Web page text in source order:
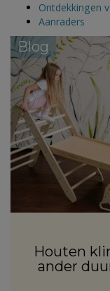
Ontdekkingen
Aanraders
Blog
Houten
ander